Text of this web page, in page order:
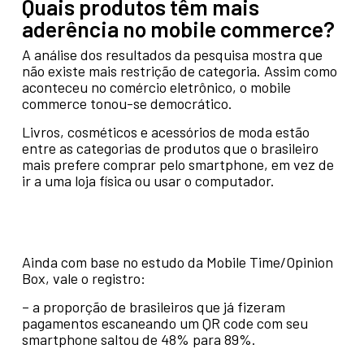
Quais produtos têm mais
aderência no mobile commerce?
A análise dos resultados da pesquisa mostra que
não existe mais restrição de categoria. Assim como
aconteceu no comércio eletrônico, o mobile
commerce tonou-se democrático.
Livros, cosméticos e acessórios de moda estão
entre as categorias de produtos que o brasileiro
mais prefere comprar pelo smartphone, em vez de
ir a uma loja física ou usar o computador.
Ainda com base no estudo da Mobile Time/Opinion
Box, vale o registro:
– a proporção de brasileiros que já fizeram
pagamentos escaneando um QR code com seu
smartphone saltou de 48% para 89%.